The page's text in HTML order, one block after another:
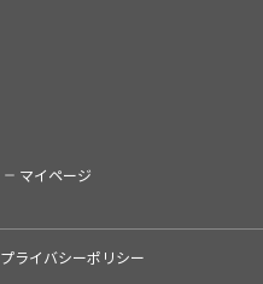
マイページ
プライバシーポリシー